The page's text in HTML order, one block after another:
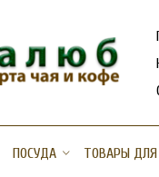
ПОСУДА ТОВАРЫ